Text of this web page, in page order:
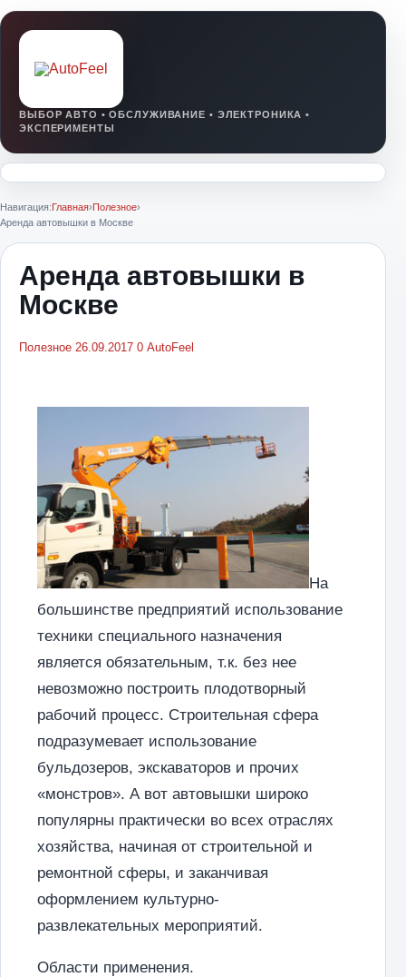
Навигация:Главная›Полезное›
Аренда автовышки в Москве
Аренда автовышки в
Москве
Полезное 26.09.2017 0 AutoFeel
На
большинстве предприятий использование
техники специального назначения
является обязательным, т.к. без нее
невозможно построить плодотворный
рабочий процесс. Строительная сфера
подразумевает использование
бульдозеров, экскаваторов и прочих
«монстров». А вот автовышки широко
популярны практически во всех отраслях
хозяйства, начиная от строительной и
ремонтной сферы, и заканчивая
оформлением культурно-
развлекательных мероприятий.
Области применения.